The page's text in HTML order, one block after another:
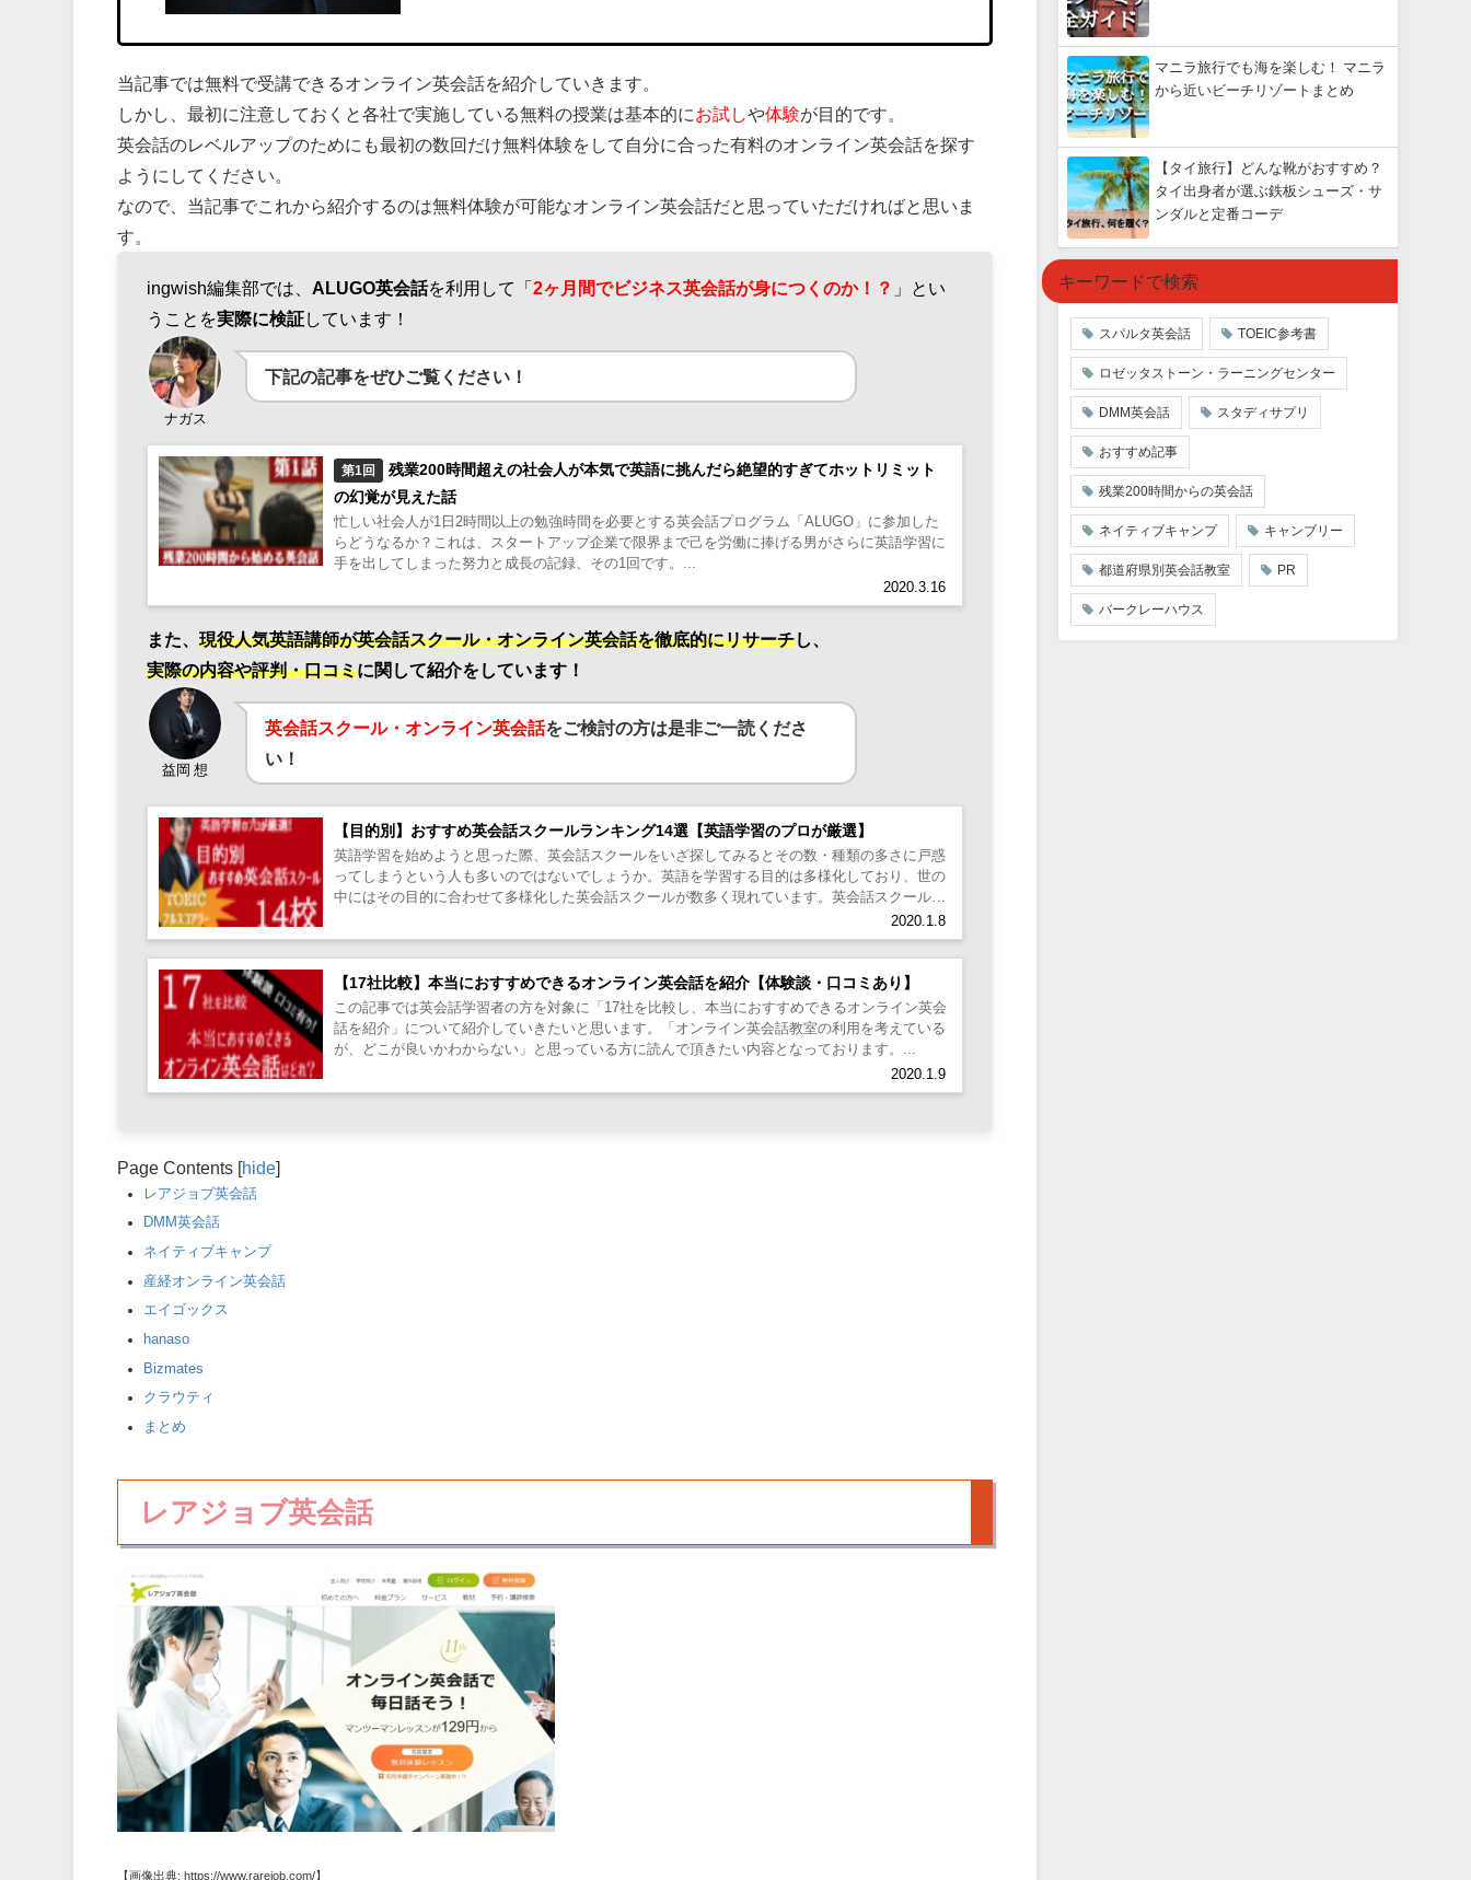
当記事では無料で受講できるオンライン英会話を紹介していきます。
しかし、最初に注意しておくと各社で実施している無料の授業は基本的に お試しや体験が目的です。
英会話のレベルアップのためにも最初の数回だけ無料体験をして自分に合った有料のオンライン英会話を探す
ようにしてください。
なので、当記事でこれから紹介するのは無料体験が可能なオンライン英会話だと思っていただければと思いま
す。
ingwish編集部では、 ALUGO英会話を利用して「2ヶ月間でビジネス英会話が身につくのか！？ 」とい
うことを実際に検証しています！
ナガス
下記の記事をぜひご覧ください！
第1回
残業200時間超えの社会人が本気で英語に挑んだら絶望的すぎてホットリミット
の幻覚が見えた話
2020.3.16
忙しい社会人が1日2時間以上の勉強時間を必要とする英会話プログラム「ALUGO」に参加した
らどうなるか？これは、スタートアップ企業で限界まで己を労働に捧げる男がさらに英語学習に
手を出してしまった努力と成長の記録、その1回です。...
また、現役人気英語講師が英会話スクール・オンライン英会話を徹底的にリサーチし、
実際の内容や評判・口コミに関して紹介をしています！
益岡 想
英会話スクール・オンライン英会話をご検討の方は是非ご一読くださ
い！
【目的別】おすすめ英会話スクールランキング14選【英語学習のプロが厳選】
2020.1.8
英語学習を始めようと思った際、英会話スクールをいざ探してみるとその数・種類の多さに戸惑
ってしまうという人も多いのではないでしょうか。英語を学習する目的は多様化しており、世の
中にはその目的に合わせて多様化した英会話スクールが数多く現れています。英会話スクールの
【17社比較】本当におすすめできるオンライン英会話を紹介【体験談・口コミあり】
2020.1.9
この記事では英会話学習者の方を対象に「17社を比較し、本当におすすめできるオンライン英会
話を紹介」について紹介していきたいと思います。「オンライン英会話教室の利用を考えている
が、どこが良いかわからない」と思っている方に読んで頂きたい内容となっております。...
Page Contents [hide]
レアジョブ英会話
DMM英会話
ネイティブキャンプ
産経オンライン英会話
エイゴックス
hanaso
Bizmates
クラウティ
まとめ
レアジョブ英会話
【画像出典: https://www.rarejob.com/】
マニラ旅行でも海を楽しむ！ マニラ
から近いビーチリゾートまとめ
【タイ旅行】どんな靴がおすすめ？
タイ出身者が選ぶ鉄板シューズ・サ
ンダルと定番コーデ
キーワードで検索
スパルタ英会話 TOEIC参考書
ロゼッタストーン・ラーニングセンター
DMM英会話 スタディサプリ
おすすめ記事
残業200時間からの英会話
ネイティブキャンプ キャンブリー
都道府県別英会話教室 PR
バークレーハウス